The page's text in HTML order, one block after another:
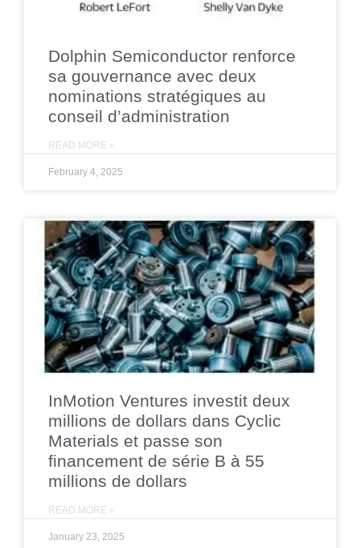
Dolphin Semiconductor renforce
sa gouvernance avec deux
nominations stratégiques au
conseil d’administration
READ MORE »
February 4, 2025
InMotion Ventures investit deux
millions de dollars dans Cyclic
Materials et passe son
financement de série B à 55
millions de dollars
READ MORE »
January 23, 2025